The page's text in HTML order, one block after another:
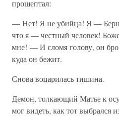
прошептал:
— Нет! Я не убийца! Я —
что я — честный человек!
мне! — И сломя голову, он
куда он бежит.
Снова воцарилась тишина.
Демон, толкающий Матье к
мог видеть, как тот выбрался